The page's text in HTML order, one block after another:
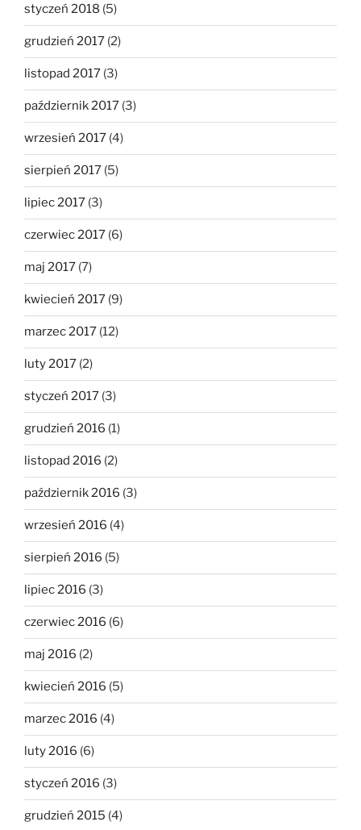
styczeń 2018 (5)
grudzień 2017 (2)
listopad 2017 (3)
październik 2017 (3)
wrzesień 2017 (4)
sierpień 2017 (5)
lipiec 2017 (3)
czerwiec 2017 (6)
maj 2017 (7)
kwiecień 2017 (9)
marzec 2017 (12)
luty 2017 (2)
styczeń 2017 (3)
grudzień 2016 (1)
listopad 2016 (2)
październik 2016 (3)
wrzesień 2016 (4)
sierpień 2016 (5)
lipiec 2016 (3)
czerwiec 2016 (6)
maj 2016 (2)
kwiecień 2016 (5)
marzec 2016 (4)
luty 2016 (6)
styczeń 2016 (3)
grudzień 2015 (4)